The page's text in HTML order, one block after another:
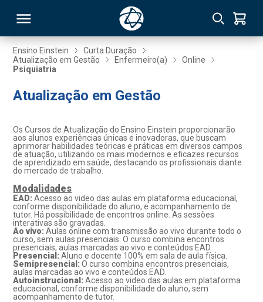
Ensino Einstein
Curta Duração
Atualização em Gestão
Enfermeiro(a)
Online
Psiquiatria
Atualização em Gestão
Os Cursos de Atualização do Ensino Einstein proporcionarão
aos alunos experiências únicas e inovadoras, que buscam
aprimorar habilidades teóricas e práticas em diversos campos
de atuação, utilizando os mais modernos e eficazes recursos
de aprendizado em saúde, destacando os profissionais diante
do mercado de trabalho.
Modalidades
EAD:Acesso ao video das aulas em plataforma educacional,
conforme disponibilidade do aluno, e acompanhamento de
tutor. Há possibilidade de encontros online. As sessões
interativas são gravadas.
Ao vivo: Aulas online com transmissão ao vivo durante todo o
curso, sem aulas presenciais. O curso combina encontros
presenciais, aulas marcadas ao vivo e conteúdos EAD.
Presencial:Aluno e docente 100% em sala de aula física.
Semipresencial:O curso combina encontros presenciais,
aulas marcadas ao vivo e conteúdos EAD.
Autoinstrucional:Acesso ao video das aulas em plataforma
educacional, conforme disponibilidade do aluno, sem
acompanhamento de tutor.